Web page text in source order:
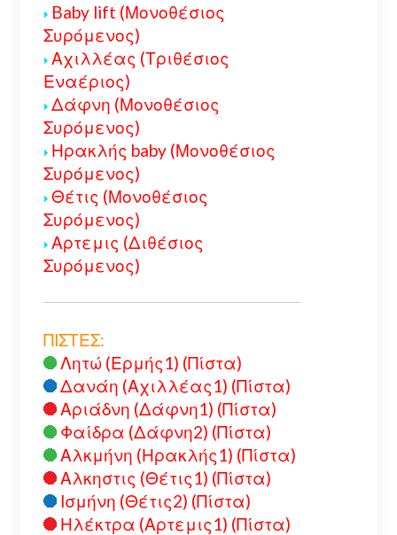
Baby lift (Μονοθέσιος
Συρόμενος)
Αχιλλέας (Τριθέσιος
Εναέριος)
Δάφνη (Μονοθέσιος
Συρόμενος)
Ηρακλής baby (Μονοθέσιος
Συρόμενος)
Θέτις (Μονοθέσιος
Συρόμενος)
Αρτεμις (Διθέσιος
Συρόμενος)
ΠΙΣΤΕΣ:
Λητώ (Ερμής1) (Πίστα)
Δανάη (Αχιλλέας1) (Πίστα)
Αριάδνη (Δάφνη1) (Πίστα)
Φαίδρα (Δάφνη2) (Πίστα)
Αλκμήνη (Ηρακλής1) (Πίστα)
Αλκηστις (Θέτις1) (Πίστα)
Ισμήνη (Θέτις2) (Πίστα)
Ηλέκτρα (Αρτεμις1) (Πίστα)